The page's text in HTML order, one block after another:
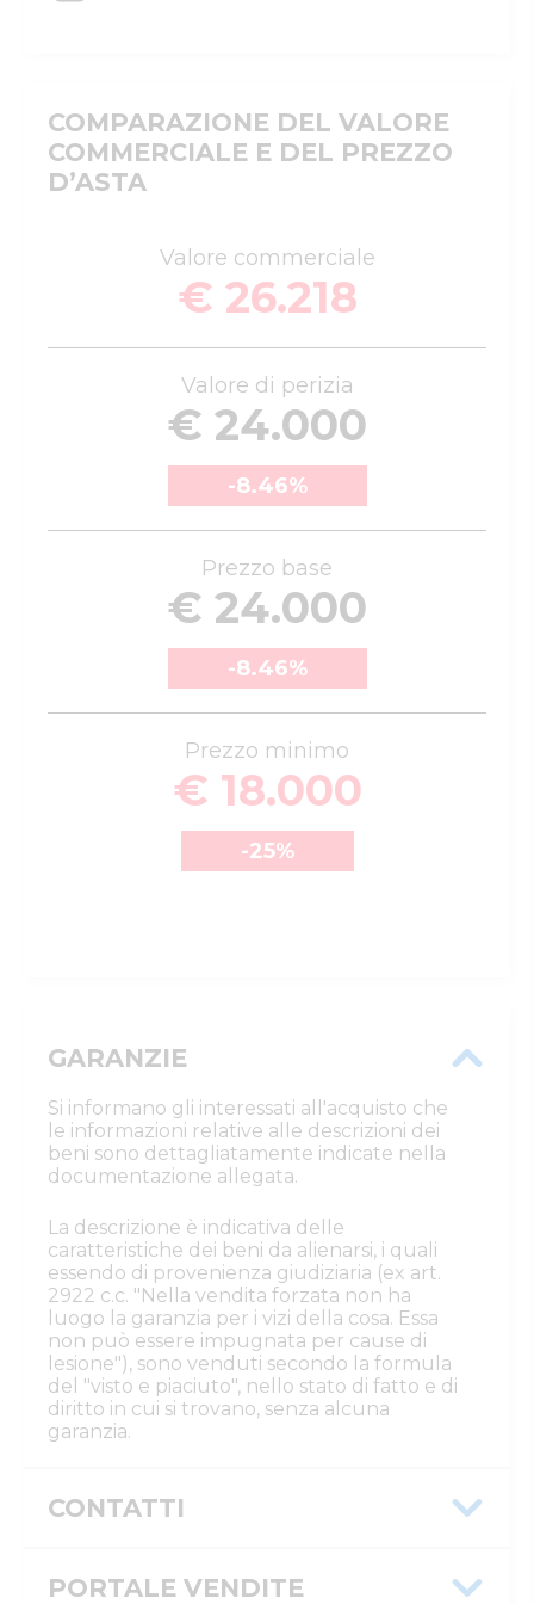
COMPARAZIONE DEL VALORE
COMMERCIALE E DEL PREZZO
D’ASTA
Valore commerciale
€ 26.218
Valore di perizia
€ 24.000
-8.46%
Prezzo base
€ 24.000
-8.46%
Prezzo minimo
€ 18.000
-25%
GARANZIE
Si informano gli interessati all'acquisto che
le informazioni relative alle descrizioni dei
beni sono dettagliatamente indicate nella
documentazione allegata.
La descrizione è indicativa delle
caratteristiche dei beni da alienarsi, i quali
essendo di provenienza giudiziaria (ex art.
2922 c.c. "Nella vendita forzata non ha
luogo la garanzia per i vizi della cosa. Essa
non può essere impugnata per cause di
lesione"), sono venduti secondo la formula
del "visto e piaciuto", nello stato di fatto e di
diritto in cui si trovano, senza alcuna
garanzia.
CONTATTI
Numeri di telefono:037220200
PORTALE VENDITE